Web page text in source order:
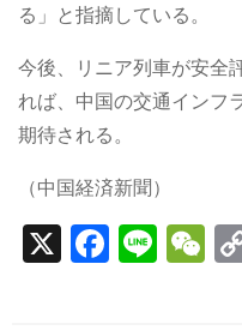
る」と指摘している。
今後、リニア列車が安全
れば、中国の交通インフ
期待される。
（中国経済新聞）
X F
a
Li
n
W
e